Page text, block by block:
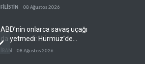
FİLİSTİN 08 Ağustos 2026
ABD’nin onlarca savaş uçağı
da yetmedi: Hürmüz’de
gemi vuruldu
İRAN 08 Ağustos 2026